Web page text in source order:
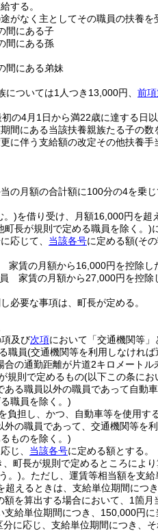
する。
がなく主としてその職員の扶養を
間にある子
間にある孫
間にある弟妹
については1人つき13,000円、 前
の4月1日から満22歳に達する日
間にある当該扶養親族たる子の数
に伴う支給額の改定その他扶養手
の月額の合計額に100分の4を乗じ
。)を借り受け、月額16,000円を超
長が規則で定める職員を除く。)
応じて、 当該各号に定める額(そ
家賃の月額から16,000円を控除し
家賃の月額から27,000円を控除
必要な事項は、町長が定める。
及び次項において「交通機関等」
職員(交通機関等を利用しなけれ
の通勤距離が片道2キロメートル
規則で定めるもの(以下この条にお
る職員以外の職員であって自動
職員を除く。)
負担し、かつ、自動車等を使用す
の職員であって、交通機関等を
ものを除く。)
じ、 当該各号に定める額とする。
町長が規則で定めるところによ
。)。 ただし、運賃等相当額を支
超えるときは、支給単位期間につ
を算出する場合において、1箇
給単位期間につき、150,000円
に応じ、支給単位期間につき、